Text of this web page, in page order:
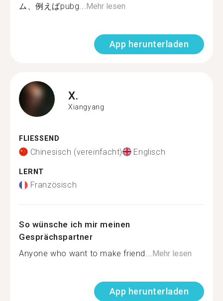
ム、例えばpubg...Mehr lesen
App herunterladen
X.
Xiangyang
FLIESSEND
Chinesisch (vereinfacht) Englisch
LERNT
Französisch
So wünsche ich mir meinen
Gesprächspartner
Anyone who want to make friend...Mehr lesen
App herunterladen